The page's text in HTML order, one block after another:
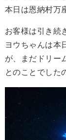
本日は恩納村万
お客様は引き続
ヨウちゃんは本
が、まだドリー
とのことでした